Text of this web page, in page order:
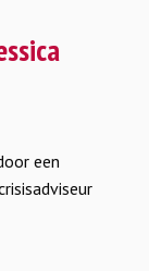
een